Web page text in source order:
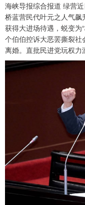
海峡导报综合报道 绿营
桥蓝营民代叶元之人气
获得大进场待遇，蜕变为
个伯伯控诉大恶罢撕裂社
离婚。直批民进党玩权力